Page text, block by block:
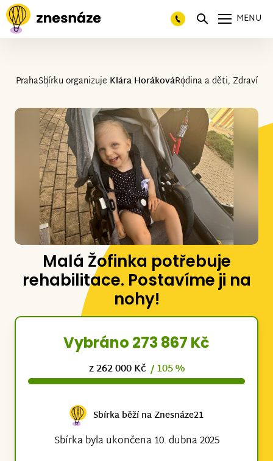
MENU
PrahaSbírku organizuje Klára HorákováRodina a děti, Zdraví
Malá Žofinka potřebuje
rehabilitace. Postavíme ji na
nohy!
Vybráno 273 867 Kč
z 262 000 Kč / 105 %
Sbírka běží na Znesnáze21
Sbírka byla ukončena 10. dubna 2025